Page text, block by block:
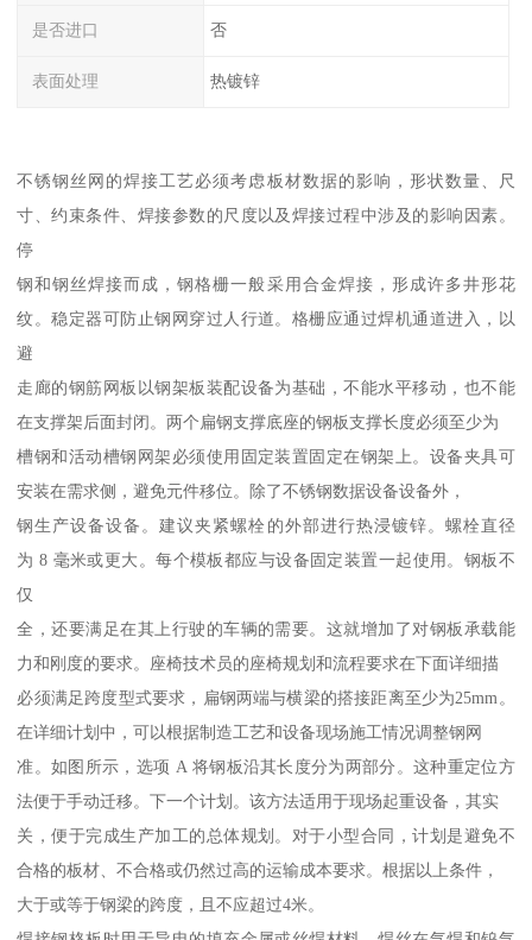
是否进口 否
表面处理 热镀锌
不锈钢丝网的焊接工艺必须考虑板材数据的影响，形状数量、尺
寸、约束条件、焊接参数的尺度以及焊接过程中涉及的影响因素。
停
钢和钢丝焊接而成，钢格栅一般采用合金焊接，形成许多井形花
纹。稳定器可防止钢网穿过人行道。格栅应通过焊机通道进入，以
避
走廊的钢筋网板以钢架板装配设备为基础，不能水平移动，也不能
在支撑架后面封闭。两个扁钢支撑底座的钢板支撑长度必须至少为
槽钢和活动槽钢网架必须使用固定装置固定在钢架上。设备夹具可
安装在需求侧，避免元件移位。除了不锈钢数据设备设备外，
钢生产设备设备。建议夹紧螺栓的外部进行热浸镀锌。螺栓直径
为 8 毫米或更大。每个模板都应与设备固定装置一起使用。钢板不
仅
全，还要满足在其上行驶的车辆的需要。这就增加了对钢板承载能
力和刚度的要求。座椅技术员的座椅规划和流程要求在下面详细描
必须满足跨度型式要求，扁钢两端与横梁的搭接距离至少为25mm。
在详细计划中，可以根据制造工艺和设备现场施工情况调整钢网
准。如图所示，选项 A 将钢板沿其长度分为两部分。这种重定位方
法便于手动迁移。下一个计划。该方法适用于现场起重设备，其实
关，便于完成生产加工的总体规划。对于小型合同，计划是避免不
合格的板材、不合格或仍然过高的运输成本要求。根据以上条件，
大于或等于钢梁的跨度，且不应超过4米。